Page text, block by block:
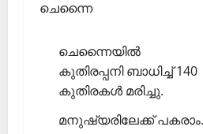
ചെന്നൈ
ചെന്നൈയില്‍
കുതിരപ്പനി ബാധിച്ച് 140
കുതിരകള്‍ മരിച്ചു.
മനുഷ്യരിലേക്ക് പകരാം.